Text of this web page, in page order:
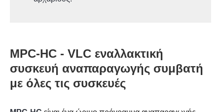
MPC-HC - VLC εναλλακτική
συσκευή αναπαραγωγής συμβατή
με όλες τις συσκευές